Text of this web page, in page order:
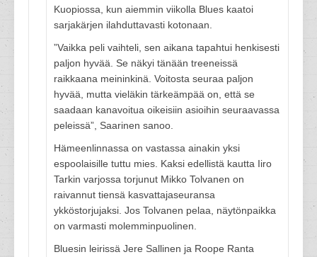
Kuopiossa, kun aiemmin viikolla Blues kaatoi
sarjakärjen ilahduttavasti kotonaan.
”Vaikka peli vaihteli, sen aikana tapahtui henkisesti
paljon hyvää. Se näkyi tänään treeneissä
raikkaana meininkinä. Voitosta seuraa paljon
hyvää, mutta vieläkin tärkeämpää on, että se
saadaan kanavoitua oikeisiin asioihin seuraavassa
peleissä”, Saarinen sanoo.
Hämeenlinnassa on vastassa ainakin yksi
espoolaisille tuttu mies. Kaksi edellistä kautta Iiro
Tarkin varjossa torjunut Mikko Tolvanen on
raivannut tiensä kasvattajaseuransa
ykköstorjujaksi. Jos Tolvanen pelaa, näytönpaikka
on varmasti molemminpuolinen.
Bluesin leirissä Jere Sallinen ja Roope Ranta